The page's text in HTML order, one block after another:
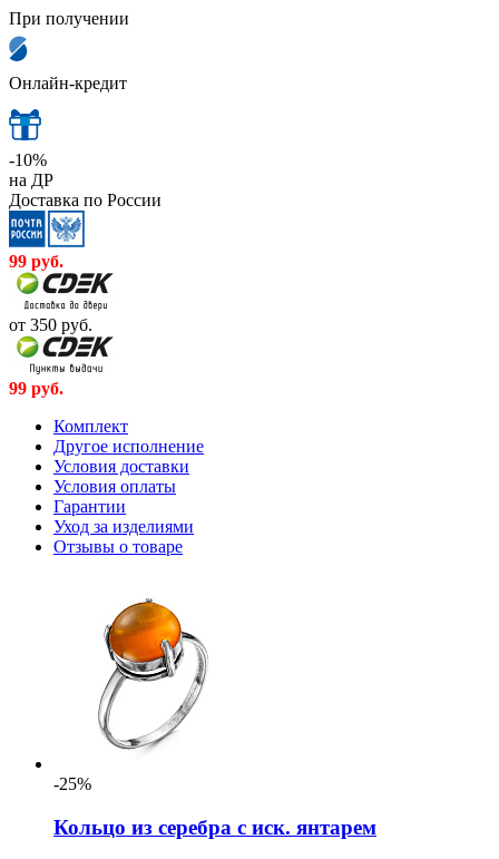
При получении
Онлайн-кредит
-10%
на ДР
Доставка по России
99 руб.
от 350 руб.
99 руб.
Комплект
Другое исполнение
Условия доставки
Условия оплаты
Гарантии
Уход за изделиями
Отзывы о товаре
-25%
Кольцо из серебра с иск. янтарем